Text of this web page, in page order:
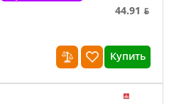
44.91 ƃ
Купить